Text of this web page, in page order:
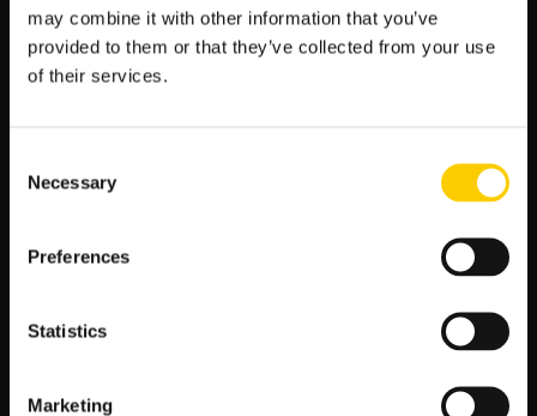
may combine it with other information that you’ve
provided to them or that they’ve collected from your use
of their services.
Selection
Necessary
Preferences
Statistics
Marketing
GDZIE MOŻNA OGLĄDAĆ MISTRZOSTWA
EUROPY 2024?
mobilnej TVP Sport oraz na stronie sport.tvp.pl.
2024 — CENY, DATY SPRZEDAŻY I
Ceny biletów (w zależności od wielu czynników) mieszczą się w
grupowe i pucharowe odbędzie się w dniach 27 marca – 8